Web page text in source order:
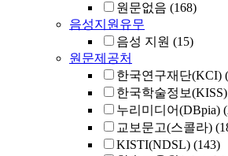
원문없음 (168)
음성지원유무
음성 지원 (15)
원문제공처
한국연구재단(KCI)
한국학술정보(KISS)
누리미디어(DBpia)
교보문고(스콜라)
KISTI(NDSL) (143)